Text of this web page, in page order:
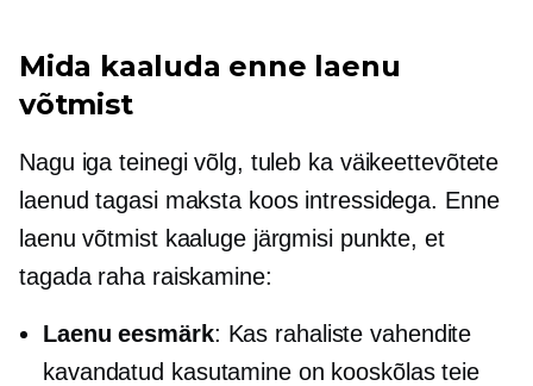
Mida kaaluda enne laenu
võtmist
Nagu iga teinegi võlg, tuleb ka väikeettevõtete
laenud tagasi maksta koos intressidega. Enne
laenu võtmist kaaluge järgmisi punkte, et
tagada raha raiskamine:
Laenu eesmärk: Kas rahaliste vahendite
kavandatud kasutamine on kooskõlas teie